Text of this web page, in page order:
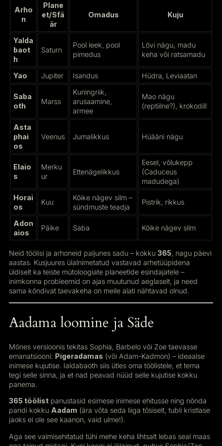
Arho
n
Plane
et/Sfä
är
Omadus Kuju
Yalda
baot
h
Saturn
Pool leek, pool
pimedus
Lõvi nägu, madu
keha või ratsamadu
Yao Jupiter Isandus Hüdra, Leviaatan
Saba
oth
Marss
Kuningriik,
arusaamine,
armee
Mao nägu
(reptiilne?), krokodill
Asta
phai
os
Veenus Jumalikkus Hüääni nägu
Elaio
s
Merku
ur
Ettenägelikkus
Eesel, võlukepp
(Caduceus
madudega)
Horai
os
Kuu
Kõike nägev silm –
sündmuste teadja
Pistrik, rikkus
Adon
aios
Päike Saba Kõike nägev silm
Neid töölisi ja arhoneid paljunes sadu – kokku 365, nagu päevi
aastas. Kusjuures ülalnimetatud vastavad arhetüüpidena
üldiselt ka teiste mütoloogiate planeetide esindajatele –
inimkonna probleemid on ajas muutunud aeglaselt, ja need
sama kõndivat taevakeha on meile alati nähtavad olnud.
Aadama loomine ja Säde
Mõnes versioonis tekitas Sophia, Barbelo või Zoe taevasse
emanatsiooni: Pigeradamas (või Adam-Kadmon) – ideaalse
inimese kujutise. Ialdabaoth siis ütles oma töölistele, et tema
tegi selle sinna, ja et nad peavad nüüd selle kujutise kokku
panema.
365 töölist panustasid esimese inimese ehitusse ning nõnda
pandi kokku Aadam (ära võta seda liiga tõsiselt, tubli kristlase
jaoks ei ole see kaanon, vaid ulme!).
Aga see valmisehitatud tühi mehe keha lihtsalt lebas seal maas